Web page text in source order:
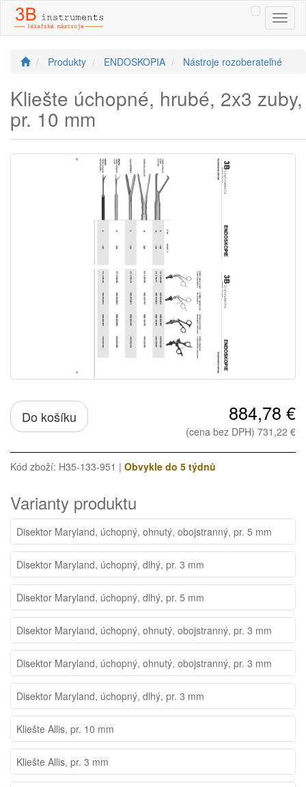
Produkty ENDOSKOPIA Nástroje rozoberateľné
Kliešte úchopné, hrubé, 2x3 zuby,
pr. 10 mm
Do košíku 884,78 €
(cena bez DPH) 731,22 €
Kód zboží: H35-133-951 | Obvykle do 5 týdnů
Varianty produktu
Disektor Maryland, úchopný, ohnutý, obojstranný, pr. 5 mm
Disektor Maryland, úchopný, dlhý, pr. 3 mm
Disektor Maryland, úchopný, dlhý, pr. 5 mm
Disektor Maryland, úchopný, ohnutý, obojstranný, pr. 3 mm
Disektor Maryland, úchopný, ohnutý, obojstranný, pr. 3 mm
Disektor Maryland, úchopný, dlhý, pr. 3 mm
Kliešte Allis, pr. 10 mm
Kliešte Allis, pr. 3 mm